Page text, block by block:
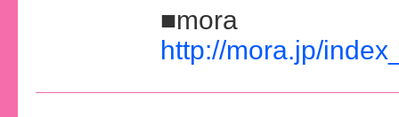
■mora
http://mora.jp/